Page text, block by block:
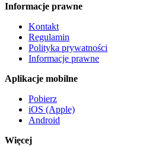
Informacje prawne
Kontakt
Regulamin
Polityka prywatności
Informacje prawne
Aplikacje mobilne
Pobierz
iOS (Apple)
Android
Więcej